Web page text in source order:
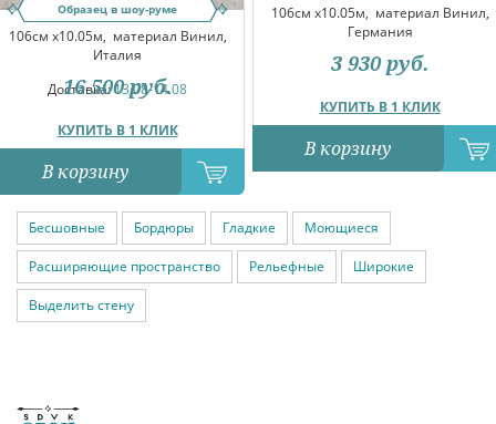
Образец в шоу-руме
106см x10.05м, материал Винил,
Италия
Доставка:13.08-14.08
КУПИТЬ В 1 КЛИК
16 500 руб.
В корзину
106см x10.05м, материал Винил,
Германия
КУПИТЬ В 1 КЛИК
3 930 руб.
В корзину
Бесшовные Бордюры Гладкие Моющиеся
Расширяющие пространство Рельефные Широкие
Выделить стену